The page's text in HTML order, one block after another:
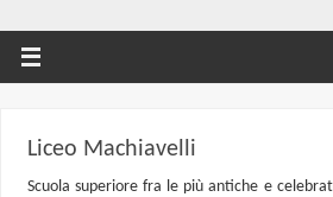
Liceo Machiavelli
Scuola superiore fra le più antiche e